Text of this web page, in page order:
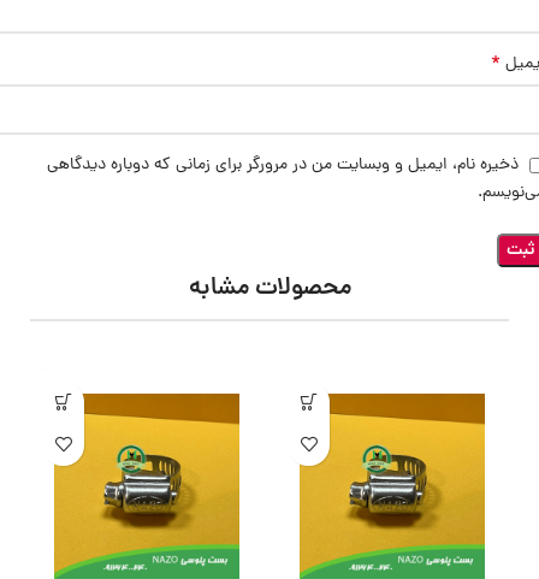
*
ذخیره نام، ایمیل و وبسایت من در مرورگر برای زمانی که دوباره دیدگاهی
محصولات مشابه